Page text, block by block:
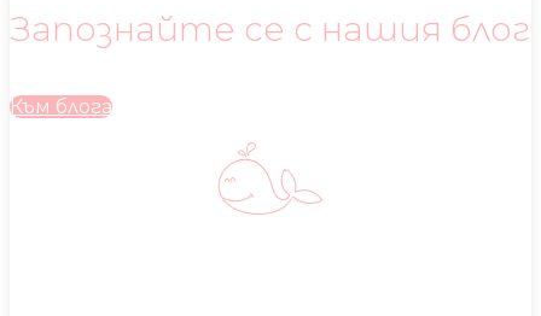
Запознайте се с нашия блог
Към блога